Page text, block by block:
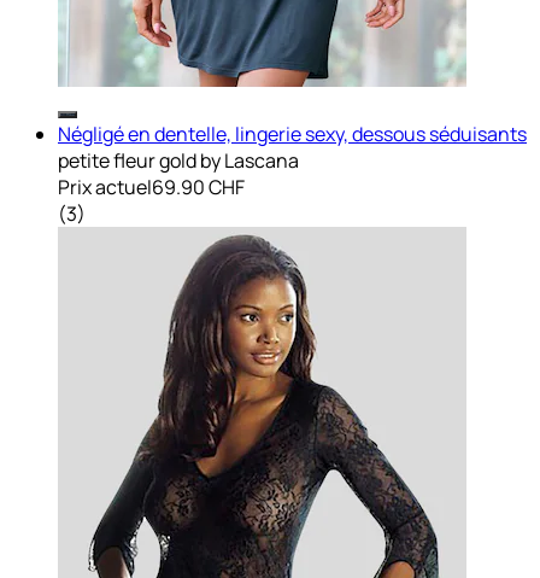
Négligé en dentelle, lingerie sexy, dessous séduisants
petite fleur gold by Lascana
Prix actuel69.90 CHF
(3)